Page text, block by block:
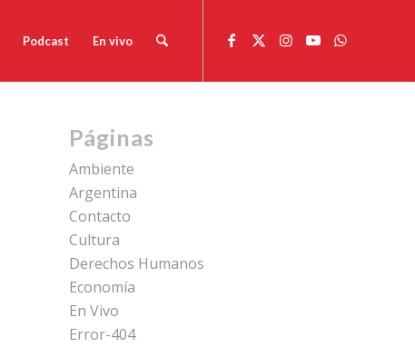
Podcast En vivo
Páginas
Ambiente
Argentina
Contacto
Cultura
Derechos Humanos
Economía
En Vivo
Error-404